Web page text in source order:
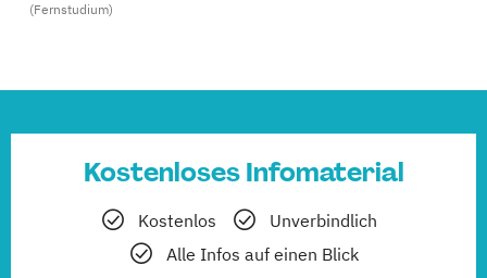
(Fernstudium)
Kostenloses Infomaterial
Kostenlos
Unverbindlich
Alle Infos auf einen Blick